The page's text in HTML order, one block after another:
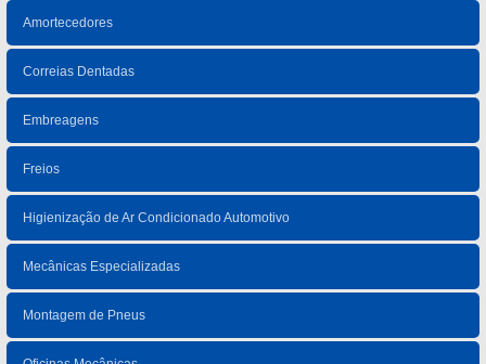
Amortecedores
Correias Dentadas
Embreagens
Freios
Higienização de Ar Condicionado Automotivo
Mecânicas Especializadas
Montagem de Pneus